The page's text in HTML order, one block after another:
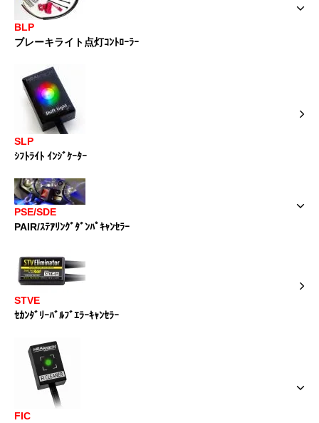
BLP
ブレーキライト点灯ｺﾝﾄﾛｰﾗｰ
SLP
ｼﾌﾄﾗｲﾄ ｲﾝｼﾞｹｰﾀｰ
PSE/SDE
PAIR/ｽﾃｱﾘﾝｸﾞﾀﾞﾝﾊﾟｷｬﾝｾﾗｰ
STVE
ｾｶﾝﾀﾞﾘｰﾊﾞﾙﾌﾞｴﾗｰｷｬﾝｾﾗｰ
FIC